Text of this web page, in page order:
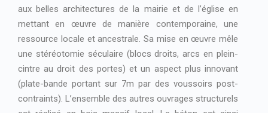
aux belles architectures de la mairie et de l’église en
mettant en œuvre de manière contemporaine, une
ressource locale et ancestrale. Sa mise en œuvre mêle
une stéréotomie séculaire (blocs droits, arcs en plein-
cintre au droit des portes) et un aspect plus innovant
(plate-bande portant sur 7m par des voussoirs post-
contraints). L’ensemble des autres ouvrages structurels